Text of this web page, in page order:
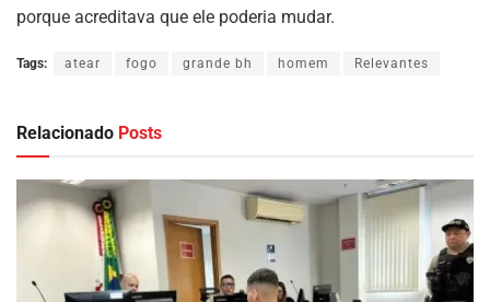
porque acreditava que ele poderia mudar.
Tags: atear fogo grande bh homem Relevantes
Relacionado Posts